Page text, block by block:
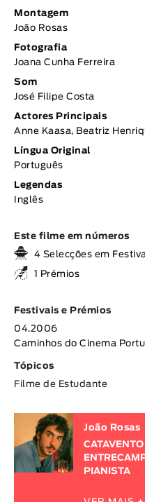
Montagem
João Rosas
Fotografia
Joana Cunha Ferreira
Som
José Filipe Costa
Actores Principais
Anne Kaasa, Beatriz
Língua Original
Português
Legendas
Inglês
Este filme em números
4 Selecções em
1 Prémios
Festivais e Prémios
04.2006
Caminhos do Cinema
Tópicos
Filme de Estudante
João Rosas
CATAVENTO
PIANISTA